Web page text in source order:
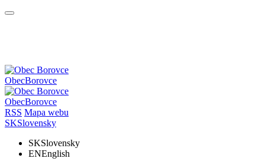
ObecBorovce
ObecBorovce
RSS Mapa webu
SKSlovensky
SKSlovensky
ENEnglish